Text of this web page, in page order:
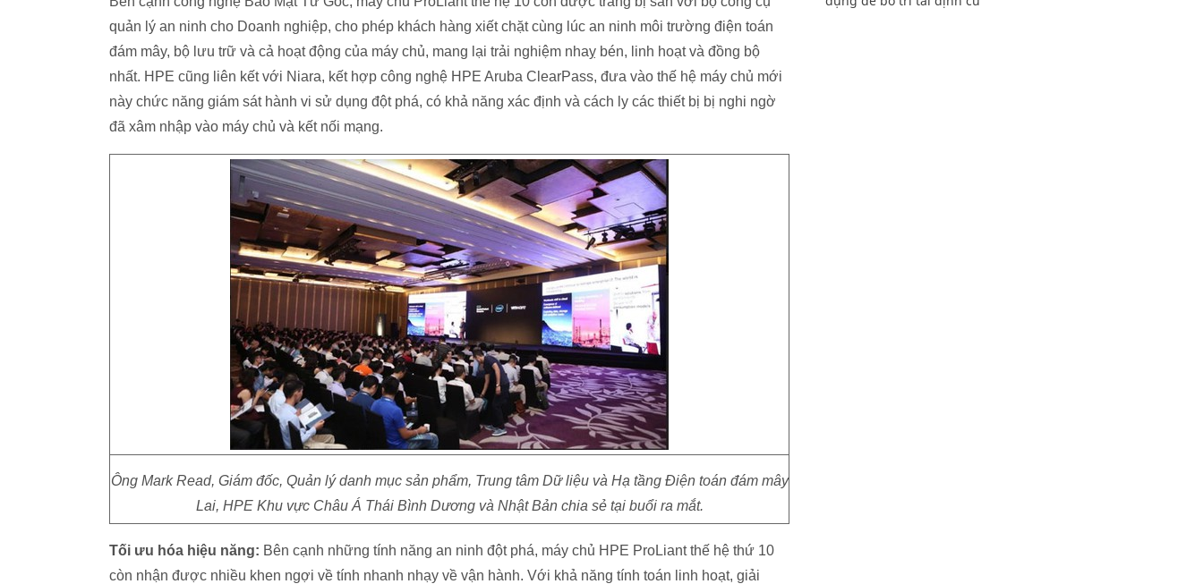
quản lý an ninh cho Doanh nghiệp, cho phép khách hàng xiết chặt cùng lúc an ninh môi trường điện toán
đám mây, bộ lưu trữ và cả hoạt động của máy chủ, mang lại trải nghiệm nhaỵ bén, linh hoạt và đồng bộ
nhất. HPE cũng liên kết với Niara, kết hợp công nghệ HPE Aruba ClearPass, đưa vào thế hệ máy chủ mới
này chức năng giám sát hành vi sử dụng đột phá, có khả năng xác định và cách ly các thiết bị bị nghi ngờ
đã xâm nhập vào máy chủ và kết nối mạng.
Ông Mark Read, Giám đốc, Quản lý danh mục sản phẩm, Trung tâm Dữ liệu và Hạ tầng Điện toán đám mây
Lai, HPE Khu vực Châu Á Thái Bình Dương và Nhật Bản chia sẻ tại buổi ra mắt.
Tối ưu hóa hiệu năng: Bên cạnh những tính năng an ninh đột phá, máy chủ HPE ProLiant thế hệ thứ 10
còn nhận được nhiều khen ngợi về tính nhanh nhạy về vận hành. Với khả năng tính toán linh hoạt, giải